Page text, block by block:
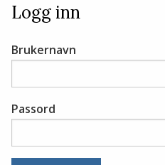
Logg inn
Brukernavn
Passord